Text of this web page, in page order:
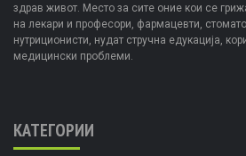
здрав живот. Место за сите оние кои се
на лекари и професори, фармацевти,
нутриционисти, нудат стручна едукација,
медицински проблеми.
КАТЕГОРИИ